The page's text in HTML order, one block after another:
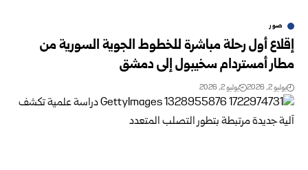
صور
إقلاع أول رحلة مباشرة للخطوط الجوية السورية من
مطار أمستردام سخيبول إلى دمشق
يوليو 2, 2026 يوليو 2, 2026